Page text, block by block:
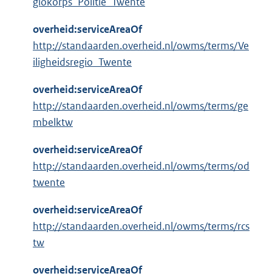
overheid:serviceAreaOf
http://standaarden.overheid.nl/owms/terms/Ve
iligheidsregio_Twente
overheid:serviceAreaOf
http://standaarden.overheid.nl/owms/terms/ge
mbelktw
overheid:serviceAreaOf
http://standaarden.overheid.nl/owms/terms/od
twente
overheid:serviceAreaOf
http://standaarden.overheid.nl/owms/terms/rcs
tw
overheid:serviceAreaOf